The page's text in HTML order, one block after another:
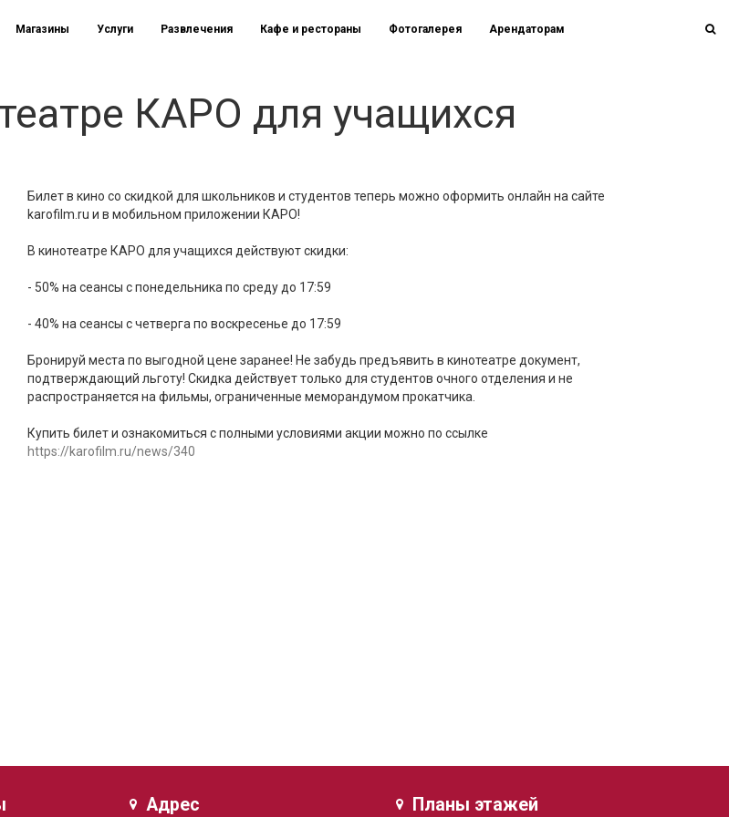
Магазины Услуги Развлечения Кафе и рестораны Фотогалерея Арендаторам
КАРО для учащихся
Билет в кино со скидкой для школьников и студентов теперь можно оформить онлайн на сайте
karofilm.ru и в мобильном приложении КАРО!
В кинотеатре КАРО для учащихся действуют скидки:
- 50% на сеансы с понедельника по среду до 17:59
- 40% на сеансы с четверга по воскресенье до 17:59
Бронируй места по выгодной цене заранее! Не забудь предъявить в кинотеатре документ,
подтверждающий льготу! Скидка действует только для студентов очного отделения и не
распространяется на фильмы, ограниченные меморандумом прокатчика.
Купить билет и ознакомиться с полными условиями акции можно по ссылке
https://karofilm.ru/news/340
Адрес Планы этажей